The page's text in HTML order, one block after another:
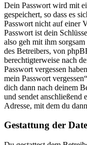
Dein Passwort wird mit
gespeichert, so dass es
Passwort nicht auf einer
Passwort ist dein
also geh mit ihm
des Betreibers, von
berechtigterweise nach
Passwort vergessen
mein Passwort
dich dann nach deinem
und sendet anschließend
Adresse, mit dem du
Gestattung der